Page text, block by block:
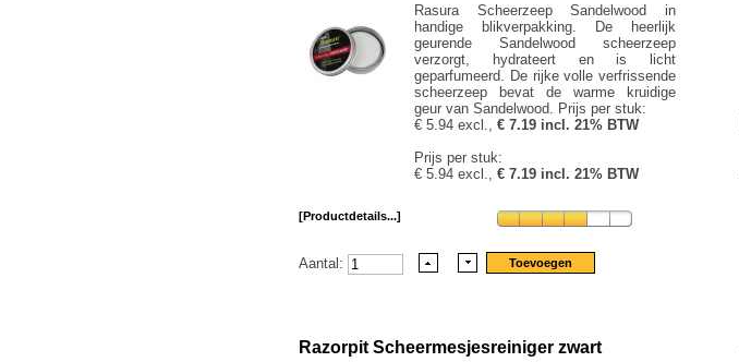
Rasura Scheerzeep Sandelwood in
handige blikverpakking. De heerlijk
geurende Sandelwood scheerzeep
verzorgt, hydrateert en is licht
geparfumeerd. De rijke volle verfrissende
scheerzeep bevat de warme kruidige
geur van Sandelwood. Prijs per stuk:
€ 5.94 excl., € 7.19 incl. 21% BTW
Prijs per stuk:
€ 5.94 excl., € 7.19 incl. 21% BTW
[Productdetails...]
Aantal:
Razorpit Scheermesjesreiniger zwart